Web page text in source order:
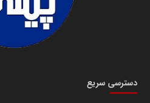
دسترسی سریع